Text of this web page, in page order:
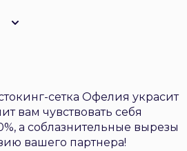
сетка Офелия украсит
вам чувствовать себя
а соблазнительные вырезы
вашего партнера!